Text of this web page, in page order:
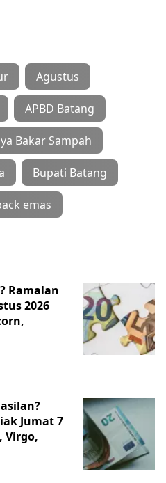
Agustus
APBD Batang
Bakar Sampah
Bupati Batang
emas
Ramalan
2026
Jumat 7
Virgo,